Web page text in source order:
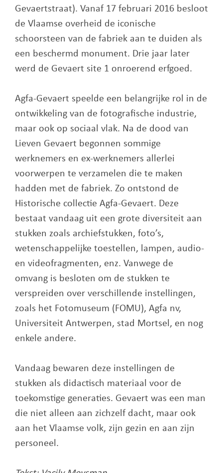
Gevaertstraat). Vanaf 17 februari 2016 besloot
de Vlaamse overheid de iconische
schoorsteen van de fabriek aan te duiden als
een beschermd monument. Drie jaar later
werd de Gevaert site 1 onroerend erfgoed.
Agfa-Gevaert speelde een belangrijke rol in de
ontwikkeling van de fotografische industrie,
maar ook op sociaal vlak. Na de dood van
Lieven Gevaert begonnen sommige
werknemers en ex-werknemers allerlei
voorwerpen te verzamelen die te maken
hadden met de fabriek. Zo ontstond de
Historische collectie Agfa-Gevaert. Deze
bestaat vandaag uit een grote diversiteit aan
stukken zoals archiefstukken, foto’s,
wetenschappelijke toestellen, lampen, audio-
en videofragmenten, enz. Vanwege de
omvang is besloten om de stukken te
verspreiden over verschillende instellingen,
zoals het Fotomuseum (FOMU), Agfa nv,
Universiteit Antwerpen, stad Mortsel, en nog
enkele andere.
Vandaag bewaren deze instellingen de
stukken als didactisch materiaal voor de
toekomstige generaties. Gevaert was een man
die niet alleen aan zichzelf dacht, maar ook
aan het Vlaamse volk, zijn gezin en aan zijn
personeel.